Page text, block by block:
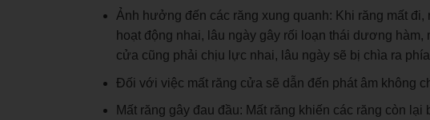
Ảnh hưởng đến các răng xung quanh: Khi răng mất
hoạt động nhai, lâu ngày gây rối loạn thái dương
cửa cũng phải chịu lực nhai, lâu ngày sẽ bị chìa ra
Đối với việc mất răng cửa sẽ dẫn đến phát âm không
Mất răng gây đau đầu: Mất răng khiến các răng còn